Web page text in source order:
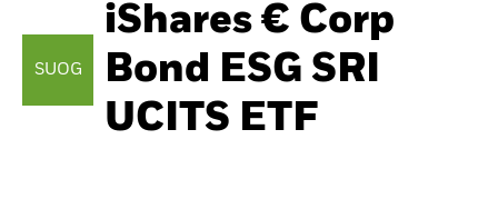
SUOG
iShares € Corp
Bond ESG SRI
UCITS ETF